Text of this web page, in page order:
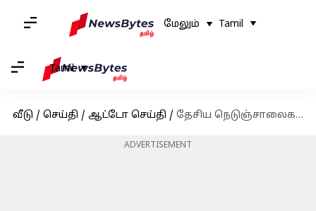
மேலும் Tamil
Tamil
வீடு / செய்தி / ஆட்டோ செய்தி / தேசிய நெடுஞ்சாலைகளில் இரு சக்கர வாகனங்களுக்கு சுங்கக் கட்டணம் வசூலா? உண்மை இதுதான்
ADVERTISEMENT